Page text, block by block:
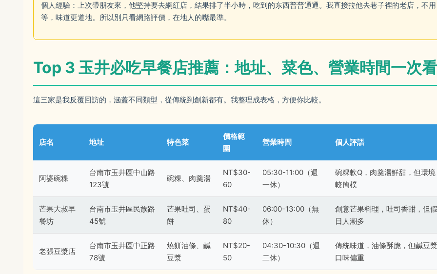
個人經驗：上次帶朋友來，他堅持要去網紅店，結果排了半小時，吃到的东西普普通通。我直接拉他去巷子裡的老店，不用
等，味道更道地。所以別只看網路評價，在地人的嘴最準。
Top 3 玉井必吃早餐店推薦：地址、菜色、營業時間一次看
這三家是我反覆回訪的，涵蓋不同類型，從傳統到創新都有。我整理成表格，方便你比較。
店名 地址 特色菜
價格範
圍
營業時間 個人評語
阿婆碗粿
台南市玉井區中山路
123號
碗粿、肉羹湯
NT$30-
60
05:30-11:00（週
一休）
碗粿軟Q，肉羹湯鮮甜，但環境
較簡樸
芒果大叔早
餐坊
台南市玉井區民族路
45號
芒果吐司、蛋
餅
NT$40-
80
06:00-13:00（無
休）
創意芒果料理，吐司香甜，但假
日人潮多
老張豆漿店
台南市玉井區中正路
78號
燒餅油條、鹹
豆漿
NT$20-
50
04:30-10:30（週
二休）
傳統味道，油條酥脆，但鹹豆漿
口味偏重